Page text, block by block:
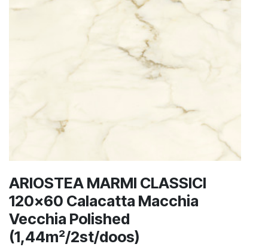
ARIOSTEA MARMI CLASSICI
120x60 Calacatta Macchia
Vecchia Polished
(1,44m²/2st/doos)